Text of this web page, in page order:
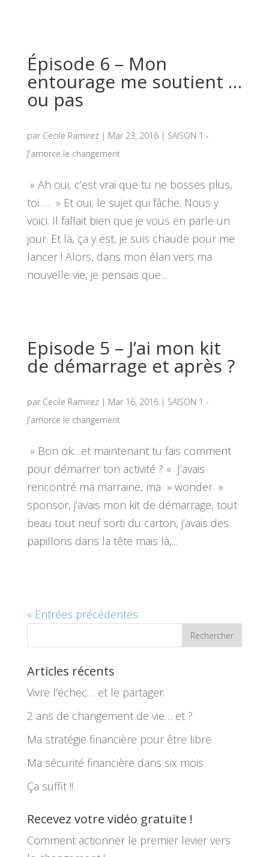
Épisode 6 – Mon
entourage me soutient …
ou pas
par Cecile Ramirez| Mar 23, 2016| SAISON 1 -
J'amorce le changement
» Ah oui, c’est vrai que tu ne bosses plus,
toi … » Et oui, le sujet qui fâche. Nous y
voici. Il fallait bien que je vous en parle un
jour. Et là, ça y est, je suis chaude pour me
lancer ! Alors, dans mon élan vers ma
nouvelle vie, je pensais que...
Episode 5 – J’ai mon kit
de démarrage et après ?
par Cecile Ramirez| Mar 16, 2016| SAISON 1 -
J'amorce le changement
» Bon ok…et maintenant tu fais comment
pour démarrer ton activité ? « J’avais
rencontré ma marraine, ma » wonder »
sponsor, j’avais mon kit de démarrage, tout
beau tout neuf sorti du carton, j’avais des
papillons dans la tête mais là,...
« Entrées précédentes
Articles récents
Vivre l’échec… et le partager.
2 ans de changement de vie… et ?
Ma stratégie financière pour être libre
Ma sécurité financière dans six mois
Ça suffit !!
Recevez votre vidéo gratuite !
Comment actionner le premier levier vers